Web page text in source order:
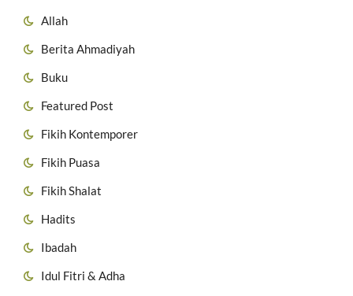
Allah
Berita Ahmadiyah
Buku
Featured Post
Fikih Kontemporer
Fikih Puasa
Fikih Shalat
Hadits
Ibadah
Idul Fitri & Adha